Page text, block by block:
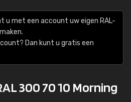
u met een account uw eigen RAL-
Dan kunt u gratis een
300 70 10 Morning